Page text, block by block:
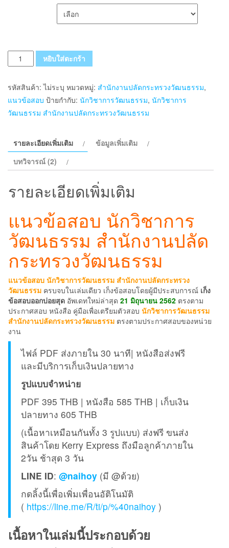
จำนวน
แนว
ปลัด
กระทรวง
วัฒนธรรม
หยิบใส่ตะกร้า
รหัสสินค้า:ไม่ระบุ หมวดหมู่: สำนักงานปลัดกระทรวงวัฒนธรรม,
แนวข้อสอบ ป้ายกำกับ: นักวิชาการวัฒนธรรม, นักวิชาการ
วัฒนธรรม สำนักงานปลัดกระทรวงวัฒนธรรม
รายละเอียดเพิ่มเติม
ข้อมูลเพิ่มเติม
บทวิจารณ์ (2)
รายละเอียดเพิ่มเติม
แนวข้อสอบ นักวิชาการ
วัฒนธรรม สำนักงานปลัด
กระทรวงวัฒนธรรม
แนวข้อสอบ นักวิชาการวัฒนธรรม สำนักงานปลัดกระทรวง
วัฒนธรรม ครบจบในเล่มเดียว เก็งข้อสอบโดยผู้มีประสบการณ์ เก็ง
ข้อสอบออกบ่อยสุด อัพเดทใหม่ล่าสุด 21 มิถุนายน 2562 ตรงตาม
ประกาศสอบ หนังสือ คู่มือเพื่อเตรียมตัวสอบ นักวิชาการวัฒนธรรม
สำนักงานปลัดกระทรวงวัฒนธรรม ตรงตามประกาศสอบของหน่วย
งาน
ไฟล์ PDF ส่งภายใน 30 นาที| หนังสือส่งฟรี
และมีบริการเก็บเงินปลายทาง
รูปแบบจำหน่าย
PDF 395 THB | หนังสือ 585 THB | เก็บเงิน
ปลายทาง 605 THB
(เนื้อหาเหมือนกันทั้ง 3 รูปแบบ) ส่งฟรี ขนส่ง
สินค้าโดย Kerry Express ถึงมือลูกค้าภายใน
2วัน ช้าสุด 3 วัน
LINE ID: @naihoy (มี @ด้วย)
กดลิ้งนี้เพื่อเพิ่มเพื่อนอัติโนมัติ
( https://line.me/R/ti/p/%40naihoy )
เนื้อหาในเล่มนี้ประกอบด้วย